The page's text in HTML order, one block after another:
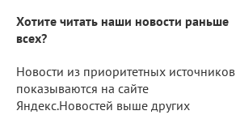
Хотите читать наши новости раньше
всех?
Новости из приоритетных источников
показываются на сайте
Яндекс.Новостей выше других